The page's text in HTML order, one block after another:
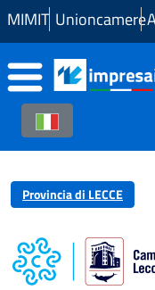
Skip to Main Content
MIMIT Unioncamere
Provincia di LECCE